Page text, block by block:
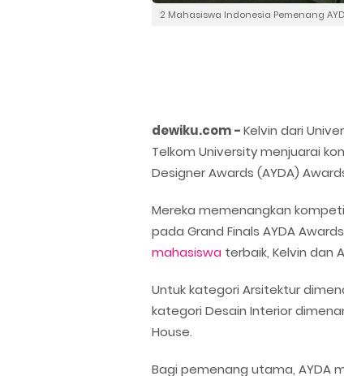
2 Mahasiswa Indonesia Pemenang
dewiku.com -Kelvin dari
Telkom University menjuarai
Designer Awards (AYDA)
Mereka memenangkan
pada Grand Finals AYDA
mahasiswa terbaik, Kelvin dan
Untuk kategori Arsitektur
kategori Desain Interior
House.
Bagi pemenang utama, AYDA